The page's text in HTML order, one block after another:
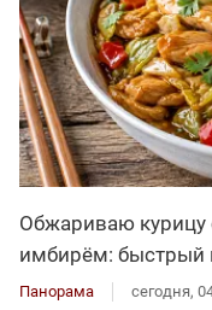
Обжариваю курицу
имбирём: быстрый
Панорама сегодня,